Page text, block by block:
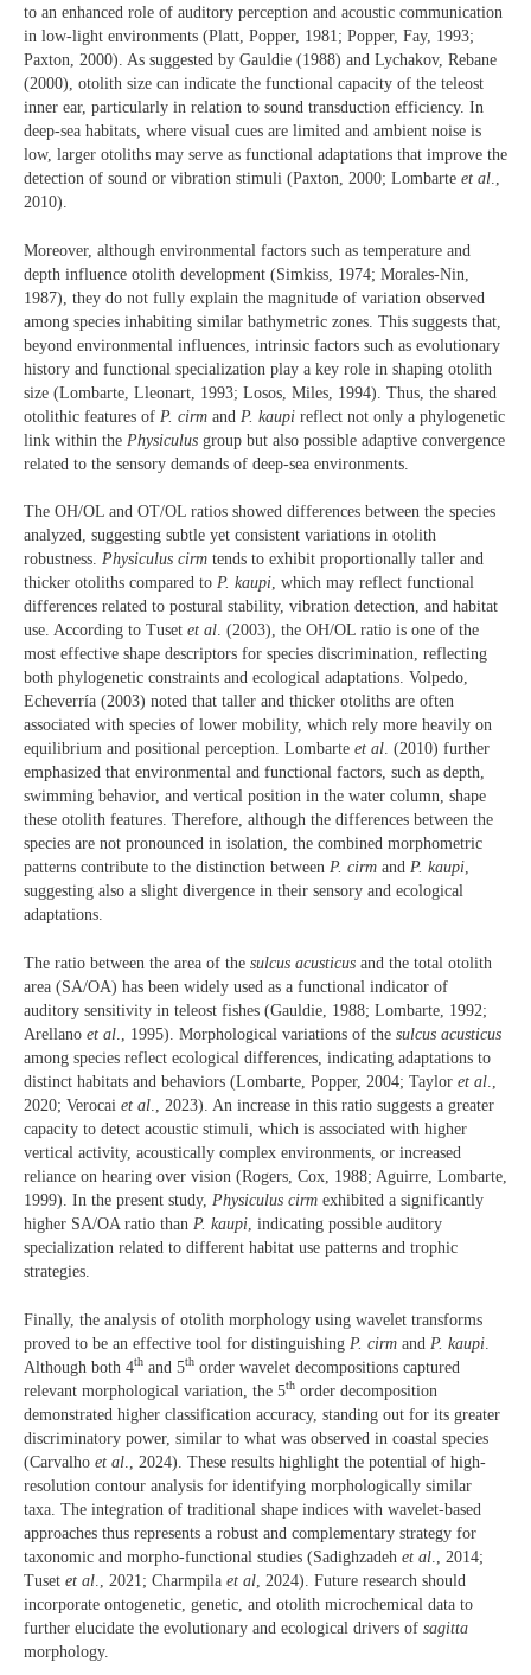
to an enhanced role of auditory perception and acoustic communication
in low-light environments (Platt, Popper, 1981; Popper, Fay, 1993;
Paxton, 2000). As suggested by Gauldie (1988) and Lychakov, Rebane
(2000), otolith size can indicate the functional capacity of the teleost
inner ear, particularly in relation to sound transduction efficiency. In
deep-sea habitats, where visual cues are limited and ambient noise is
low, larger otoliths may serve as functional adaptations that improve the
detection of sound or vibration stimuli (Paxton, 2000; Lombarte et al.,
2010).
Moreover, although environmental factors such as temperature and
depth influence otolith development (Simkiss, 1974; Morales-Nin,
1987), they do not fully explain the magnitude of variation observed
among species inhabiting similar bathymetric zones. This suggests that,
beyond environmental influences, intrinsic factors such as evolutionary
history and functional specialization play a key role in shaping otolith
size (Lombarte, Lleonart, 1993; Losos, Miles, 1994). Thus, the shared
otolithic features of P. cirm and P. kaupi reflect not only a phylogenetic
link within the Physiculus group but also possible adaptive convergence
related to the sensory demands of deep-sea environments.
The OH/OL and OT/OL ratios showed differences between the species
analyzed, suggesting subtle yet consistent variations in otolith
robustness. Physiculus cirm tends to exhibit proportionally taller and
thicker otoliths compared to P. kaupi, which may reflect functional
differences related to postural stability, vibration detection, and habitat
use. According to Tuset et al. (2003), the OH/OL ratio is one of the
most effective shape descriptors for species discrimination, reflecting
both phylogenetic constraints and ecological adaptations. Volpedo,
Echeverría (2003) noted that taller and thicker otoliths are often
associated with species of lower mobility, which rely more heavily on
equilibrium and positional perception. Lombarte et al. (2010) further
emphasized that environmental and functional factors, such as depth,
swimming behavior, and vertical position in the water column, shape
these otolith features. Therefore, although the differences between the
species are not pronounced in isolation, the combined morphometric
patterns contribute to the distinction between P. cirm and P. kaupi,
suggesting also a slight divergence in their sensory and ecological
adaptations.
The ratio between the area of the sulcus acusticus and the total otolith
area (SA/OA) has been widely used as a functional indicator of
auditory sensitivity in teleost fishes (Gauldie, 1988; Lombarte, 1992;
Arellano et al., 1995). Morphological variations of the sulcus acusticus
among species reflect ecological differences, indicating adaptations to
distinct habitats and behaviors (Lombarte, Popper, 2004; Taylor et al.,
2020; Verocai et al., 2023). An increase in this ratio suggests a greater
capacity to detect acoustic stimuli, which is associated with higher
vertical activity, acoustically complex environments, or increased
reliance on hearing over vision (Rogers, Cox, 1988; Aguirre, Lombarte,
1999). In the present study, Physiculus cirm exhibited a significantly
higher SA/OA ratio than P. kaupi, indicating possible auditory
specialization related to different habitat use patterns and trophic
strategies.
Finally, the analysis of otolith morphology using wavelet transforms
proved to be an effective tool for distinguishing P. cirm and P. kaupi
Although both 4th and 5th order wavelet decompositions captured
relevant morphological variation, the 5th order decomposition
demonstrated higher classification accuracy, standing out for its greater
discriminatory power, similar to what was observed in coastal species
(Carvalho et al ., 2024). These results highlight the potential of high-
resolution contour analysis for identifying morphologically similar
taxa. The integration of traditional shape indices with wavelet-based
approaches thus represents a robust and complementary strategy for
taxonomic and morpho-functional studies (Sadighzadeh et al ., 2014;
Tuset et al ., 2021; Charmpila et al , 2024). Future research should
incorporate ontogenetic, genetic, and otolith microchemical data to
further elucidate the evolutionary and ecological drivers of sagitta
morphology.